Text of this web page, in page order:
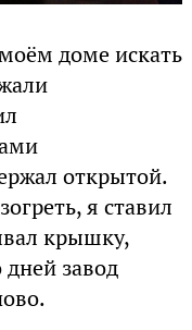
доме искать
открытой.
я ставил
крышку,
дней завод